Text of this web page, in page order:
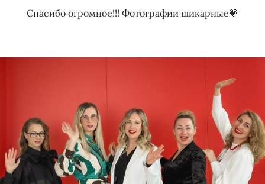
Спасибо огромное!!! Фотографии шикарные💗